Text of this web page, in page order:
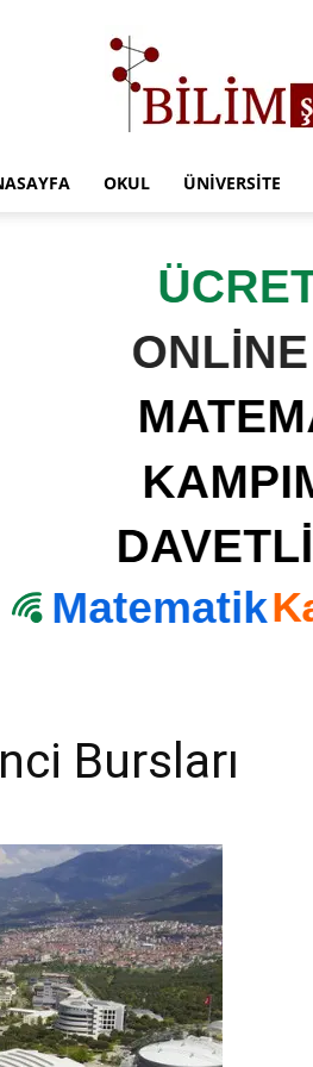
Eğitim
OKUL ÜNIVERSITE
Bursları